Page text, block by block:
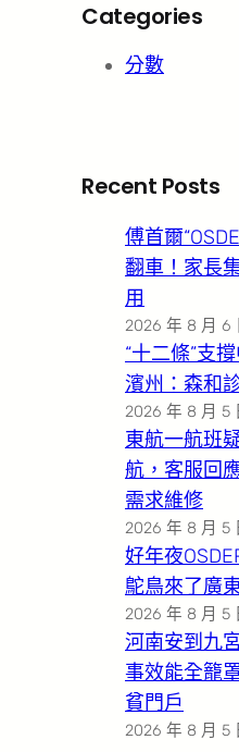
Categories
分數
Recent Posts
傅首爾
翻車！家長
用
2026 年 8 月 6
“十二條”支
濱州：森和
2026 年 8 月 5
東航一航班
航，客服回
需求維修
2026 年 8 月 5
好年夜
鴕鳥來了廣
2026 年 8 月 5
河南安到九
事效能全籠
貧門戶
2026 年 8 月 5